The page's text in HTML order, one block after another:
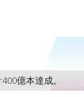
億本達成。